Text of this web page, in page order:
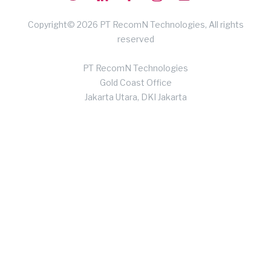
Copyright© 2026 PT RecomN Technologies, All rights
reserved
PT RecomN Technologies
Gold Coast Office
Jakarta Utara, DKI Jakarta